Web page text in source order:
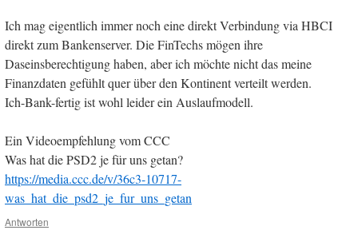
Ich mag eigentlich immer noch eine direkt Verbindung via HBCI
direkt zum Bankenserver. Die FinTechs mögen ihre
Daseinsberechtigung haben, aber ich möchte nicht das meine
Finanzdaten gefühlt quer über den Kontinent verteilt werden.
Ich-Bank-fertig ist wohl leider ein Auslaufmodell.
Ein Videoempfehlung vom CCC
Was hat die PSD2 je für uns getan?
https://media.ccc.de/v/36c3-10717-
was_hat_die_psd2_je_fur_uns_getan
Antworten